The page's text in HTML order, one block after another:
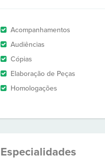
Acompanhamentos
Audiências
Cópias
Elaboração de Peças
Homologações
Especialidades